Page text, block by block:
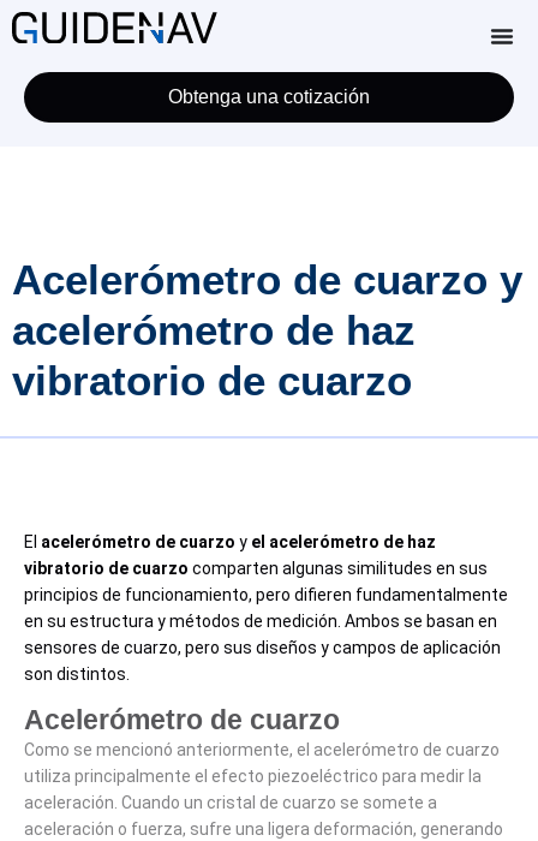
Obtenga una cotización
Acelerómetro de cuarzo y
acelerómetro de haz
vibratorio de cuarzo
El acelerómetro de cuarzo y el acelerómetro de haz
vibratorio de cuarzo comparten algunas similitudes en sus
principios de funcionamiento, pero difieren fundamentalmente
en su estructura y métodos de medición. Ambos se basan en
sensores de cuarzo, pero sus diseños y campos de aplicación
son distintos.
Acelerómetro de cuarzo
Como se mencionó anteriormente, el acelerómetro de cuarzo
utiliza principalmente el efecto piezoeléctrico para medir la
aceleración. Cuando un cristal de cuarzo se somete a
aceleración o fuerza, sufre una ligera deformación, generando